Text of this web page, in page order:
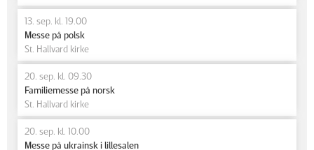
13. sep. kl. 19.00
Messe på polsk
St. Hallvard kirke
20. sep. kl. 09.30
Familiemesse på norsk
St. Hallvard kirke
20. sep. kl. 10.00
Messe på ukrainsk i lillesalen